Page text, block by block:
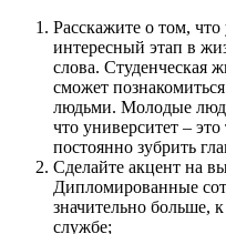
Расскажите о том,
интересный этап в
слова. Студенческая
сможет
людьми. Молодые
что университет –
постоянно зубрить
Сделайте акцент на
Дипломированные
значительно больше,
службе;